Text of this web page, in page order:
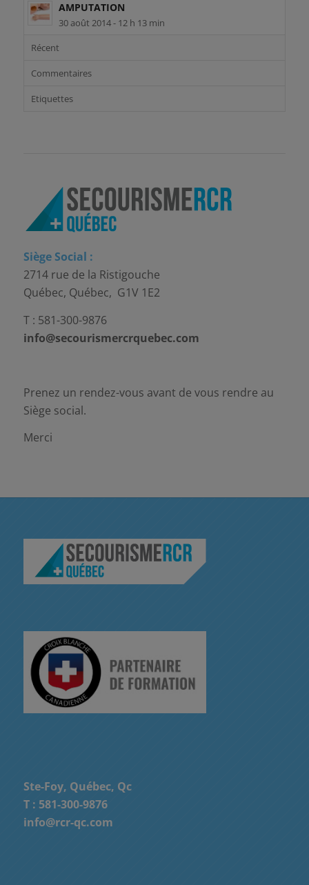
AMPUTATION
30 août 2014 - 12 h 13 min
Récent
Commentaires
Etiquettes
Siège Social :
2714 rue de la Ristigouche
Québec, Québec, G1V 1E2
T : 581-300-9876
info@secourismercrquebec.com
Prenez un rendez-vous avant de vous rendre au
Siège social.
Merci
Ste-Foy, Québec, Qc
T : 581-300-9876
info@rcr-qc.com